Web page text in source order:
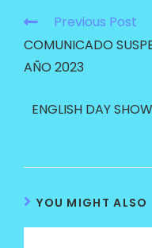
Previous Post
COMUNICADO
AÑO 2023
ENGLISH DAY
YOU MIGHT ALSO